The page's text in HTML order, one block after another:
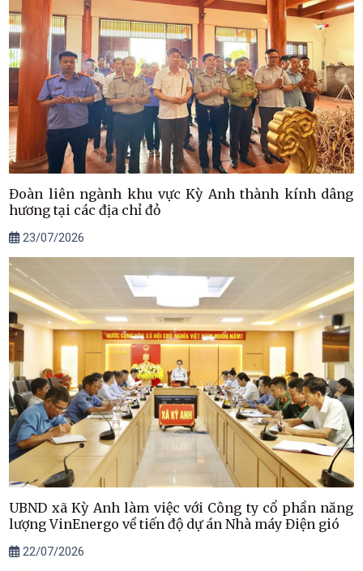
Đoàn liên ngành khu vực Kỳ Anh thành kính dâng
hương tại các địa chỉ đỏ
23/07/2026
UBND xã Kỳ Anh làm việc với Công ty cổ phần năng
lượng VinEnergo về tiến độ dự án Nhà máy Điện gió
22/07/2026